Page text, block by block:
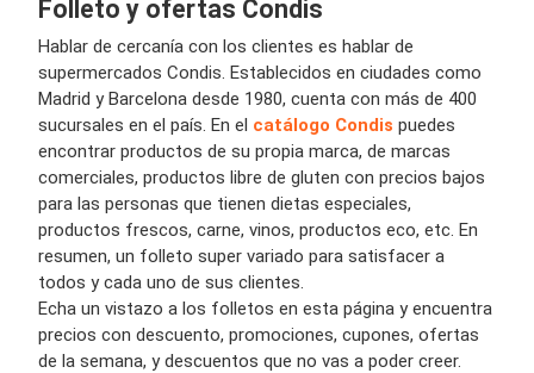
Folleto y ofertas Condis
Hablar de cercanía con los clientes es hablar de
supermercados Condis. Establecidos en ciudades como
Madrid y Barcelona desde 1980, cuenta con más de 400
sucursales en el país. En el catálogo Condis puedes
encontrar productos de su propia marca, de marcas
comerciales, productos libre de gluten con precios bajos
para las personas que tienen dietas especiales,
productos frescos, carne, vinos, productos eco, etc. En
resumen, un folleto super variado para satisfacer a
todos y cada uno de sus clientes.
Echa un vistazo a los folletos en esta página y encuentra
precios con descuento, promociones, cupones, ofertas
de la semana, y descuentos que no vas a poder creer.